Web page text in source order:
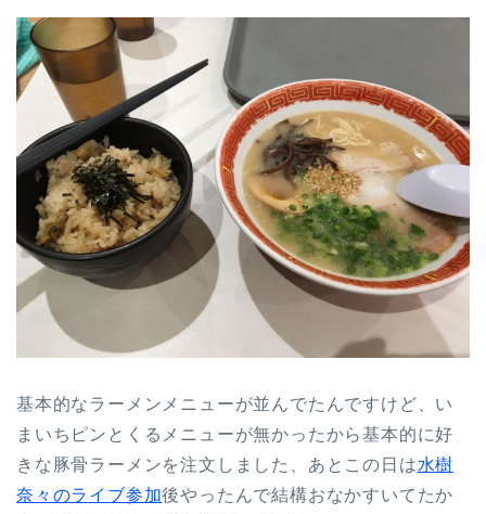
基本的なラーメンメニューが並んでたんですけど、い
まいちピンとくるメニューが無かったから基本的に好
きな豚骨ラーメンを注文しました、あとこの日は水樹
奈々のライブ参加後やったんで結構おなかすいてたか